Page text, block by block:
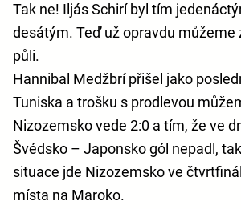
Tak ne! Iljás Schirí byl tím
desátým. Teď už opravdu můžeme
půli.
Hannibal Medžbrí přišel jako
Tuniska a trošku s prodlevou
Nizozemsko vede 2:0 a tím, že ve
Švédsko – Japonsko gól nepadl,
situace jde Nizozemsko ve
místa na Maroko.